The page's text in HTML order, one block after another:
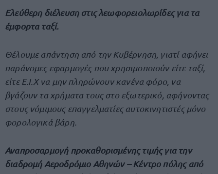
Ελεύθερη διέλευση στις λεωφορειολωρίδες για τα
έμφορτα ταξί.
Θέλουμε απάντηση από την Κυβέρνηση, γιατί αφήνει
παράνομες εφαρμογές που χρησιμοποιούν είτε ταξί,
είτε Ε.Ι.Χ να μην πληρώνουν κανένα φόρο, να
βγάζουν τα χρήματα τους στο εξωτερικό, αφήνοντας
στους νόμιμους επαγγελματίες αυτοκινητιστές μόνο
φορολογικά βάρη.
Αναπροσαρμογή προκαθορισμένης τιμής για την
διαδρομή Αεροδρόμιο Αθηνών – Κέντρο πόλης από